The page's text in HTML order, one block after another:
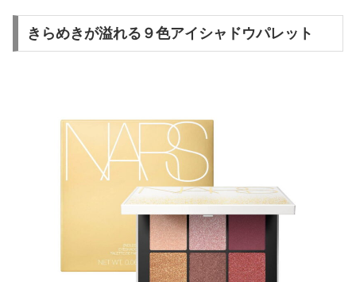
きらめきが溢れる９色アイシャドウパレット